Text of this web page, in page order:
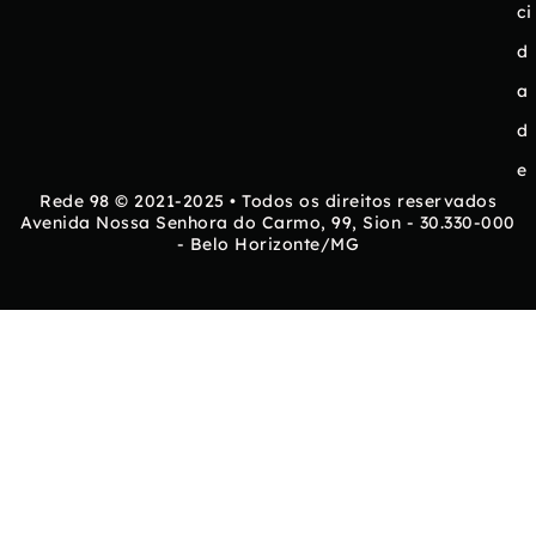
ci
d
a
d
e
Rede 98 © 2021-2025 • Todos os direitos reservados
Avenida Nossa Senhora do Carmo, 99, Sion - 30.330-000
- Belo Horizonte/MG